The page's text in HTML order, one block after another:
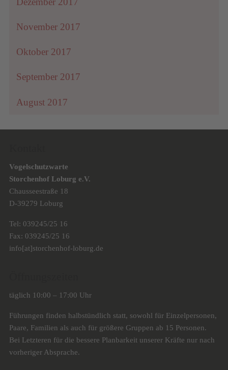
November 2017
Oktober 2017
September 2017
August 2017
Vogelschutzwarte
Storchenhof Loburg e.V.
Chausseestraße 18
D-39279 Loburg
Tel: 039245/25 16
Fax: 039245/25 16
info[at]storchenhof-loburg.de
täglich 10:00 – 17:00 Uhr
Führungen finden halbstündlich statt, sowohl für Einzelpersonen,
Paare, Familien als auch für größere Gruppen ab 15 Personen.
Bei Letzteren für die bessere Planbarkeit unserer Kräfte nur nach
vorheriger Absprache.